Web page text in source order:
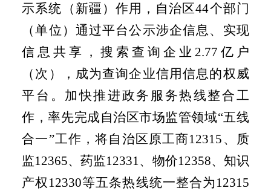
示系统（新疆）作用，自治区44个部门
（单位）通过平台公示涉企信息、实现
信息共享，搜索查询企业 2.77 亿户
（次），成为查询企业信用信息的权威
平台。加快推进政务服务热线整合工
作，率先完成自治区市场监管领域“五线
合一”工作，将自治区原工商12315 、质
监12365、药监12331 、物价12358、知识
产权 12330等五条热线统一整合为 12315